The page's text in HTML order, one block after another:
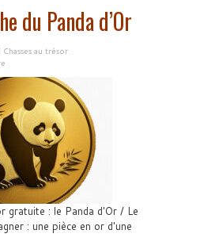
du Panda d’Or
Chasses au trésor
gratuite : le Panda d'Or / Le
: une pièce en or d'une